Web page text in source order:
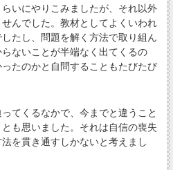
いにやりこみましたが、それ以外
んでした。教材としてよくいわれ
たし、問題を解く方法で取り組ん
ないことが半端なく出てくるの
たのかと自問することもたびたび
てくるなかで、今までと違うこと
も思いました。それは自信の喪失
を貫き通すしかないと考えまし